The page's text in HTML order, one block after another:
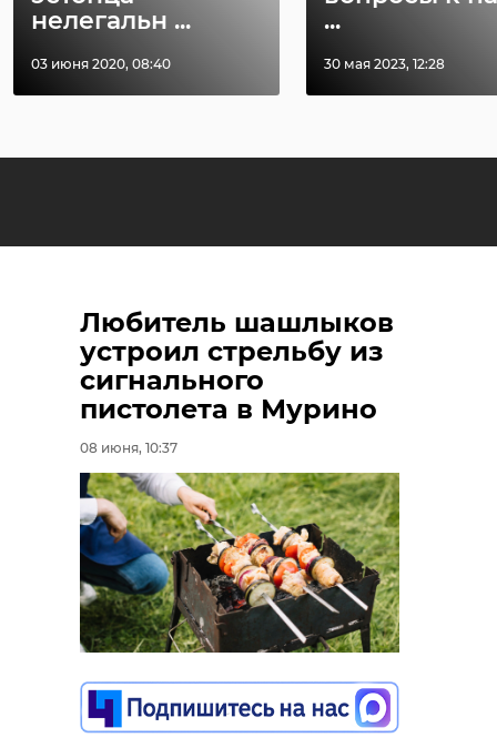
нелегальн ...
03 июня 2020, 08:40
...
30 мая 2023, 12:28
Любитель шашлыков
устроил стрельбу из
сигнального
пистолета в Мурино
08 июня, 10:37